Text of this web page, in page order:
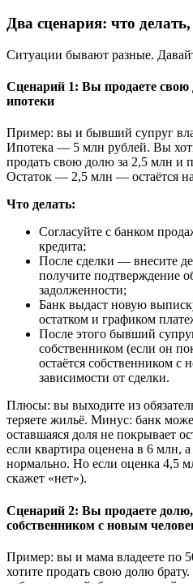
Два сценария: что
Ситуации бывают разные.
Сценарий 1: Вы продаете свою
ипотеки
Пример: вы и бывший супруг
Ипотека — 5 млн рублей. Вы
продать свою долю за 2,5 млн и
Остаток — 2,5 млн — остаётся
Что делать:
Согласуйте с банком
кредита;
После сделки — внесите
получите подтверждение
задолженности;
Банк выдаст новую
остатком и графиком
После этого бывший
собственником (если он
остаётся собственником
зависимости от сделки.
Плюсы: вы выходите из
теряете жильё. Минус: банк
оставшаяся доля не покрывает
если квартира оценена в 6
нормально. Но если оценка 4,5
скажет «нет»).
Сценарий 2: Вы продаете долю,
собственником с новым
Пример: вы и мама владеете по
хотите продать свою долю